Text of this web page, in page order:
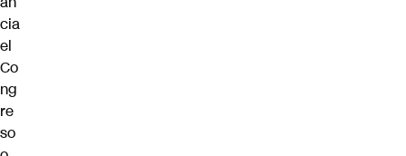
cia
el
Co
ng
re
so